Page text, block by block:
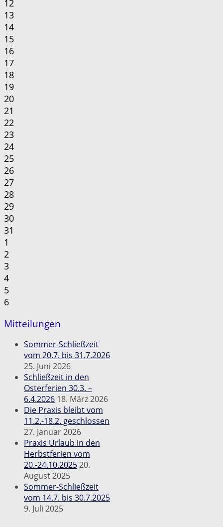
12
13
14
15
16
17
18
19
20
21
22
23
24
25
26
27
28
29
30
31
1
2
3
4
5
6
Mitteilungen
Sommer-Schließzeit
vom 20.7. bis 31.7.2026
25. Juni 2026
Schließzeit in den
Osterferien 30.3. –
6.4.2026 18. März 2026
Die Praxis bleibt vom
11.2.-18.2. geschlossen
27. Januar 2026
Praxis Urlaub in den
Herbstferien vom
20.-24.10.202520.
August 2025
Sommer-Schließzeit
vom 14.7. bis 30.7.2025
9. Juli 2025